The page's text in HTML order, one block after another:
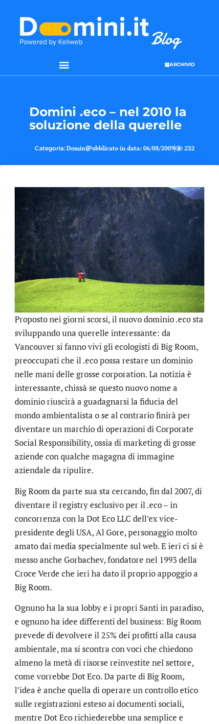
ARCHIVIO
Domini .eco – nel 2010 la
soluzione della querelle
Categoria: DominiPubblicato in data: 06/08/2009 232
Proposto nei giorni scorsi, il nuovo dominio .eco sta
sviluppando una querelle interessante: da
Vancouver si fanno vivi gli ecologisti di Big Room,
preoccupati che il .eco possa restare un dominio
nelle mani delle grosse corporation. La notizia è
interessante, chissà se questo nuovo nome a
dominio riuscirà a guadagnarsi la fiducia del
mondo ambientalista o se al contrario finirà per
diventare un marchio di operazioni di Corporate
Social Responsibility, ossia di marketing di grosse
aziende con qualche magagna di immagine
aziendale da ripulire.
Big Room da parte sua sta cercando, fin dal 2007, di
diventare il registry esclusivo per il .eco – in
concorrenza con la Dot Eco LLC dell’ex vice-
presidente degli USA, Al Gore, personaggio molto
amato dai media specialmente sul web. E ieri ci si è
messo anche Gorbachev, fondatore nel 1993 della
Croce Verde che ieri ha dato il proprio appoggio a
Big Room.
Ognuno ha la sua lobby e i propri Santi in paradiso,
e ognuno ha idee differenti del business: Big Room
prevede di devolvere il 25% dei profitti alla causa
ambientale, ma si scontra con voci che chiedono
almeno la metà di risorse reinvestite nel settore,
come vorrebbe Dot Eco. Da parte di Big Room,
l’idea è anche quella di operare un controllo etico
sulle registrazioni esteso ai documenti sociali,
mentre Dot Eco richiederebbe una semplice e